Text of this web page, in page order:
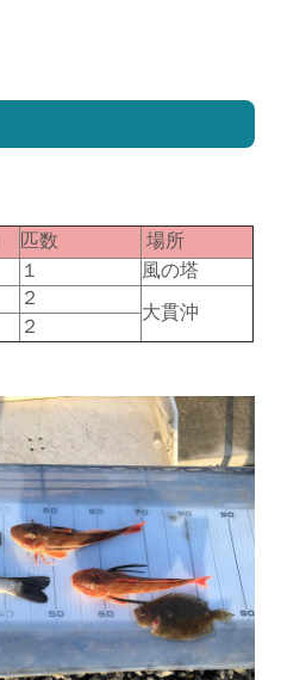
匹数
場所
１
風の塔
２
大貫沖
２